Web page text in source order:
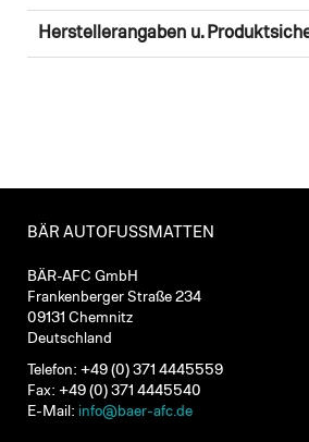
Herstellerangaben u.
BÄR AUTOFUSSMATTEN
BÄR-AFC GmbH
Frankenberger Straße 234
09131 Chemnitz
Deutschland
Telefon: +49 (0) 371 4445559
Fax: +49 (0) 371 4445540
E-Mail: info@baer-afc.de